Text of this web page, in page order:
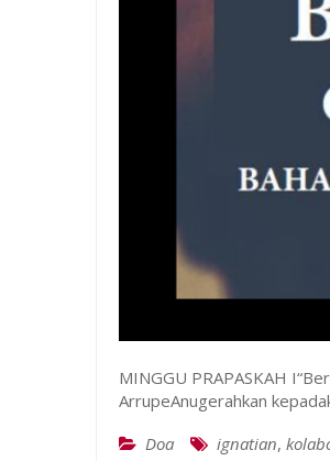
MINGGU PRAPASKAH
ArrupeAnugerahkan
Doa ignatian,